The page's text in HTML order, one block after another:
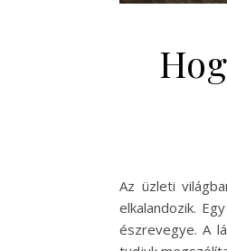
Az üzleti
elkalandozik.
észrevegye. A